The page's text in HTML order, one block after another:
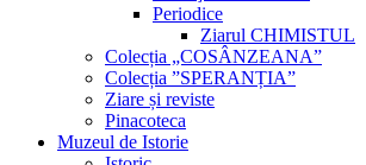
Periodice
Ziarul CHIMISTUL
Colecția „COSÂNZEANA”
Colecția ”SPERANȚIA”
Ziare și reviste
Pinacoteca
Muzeul de Istorie